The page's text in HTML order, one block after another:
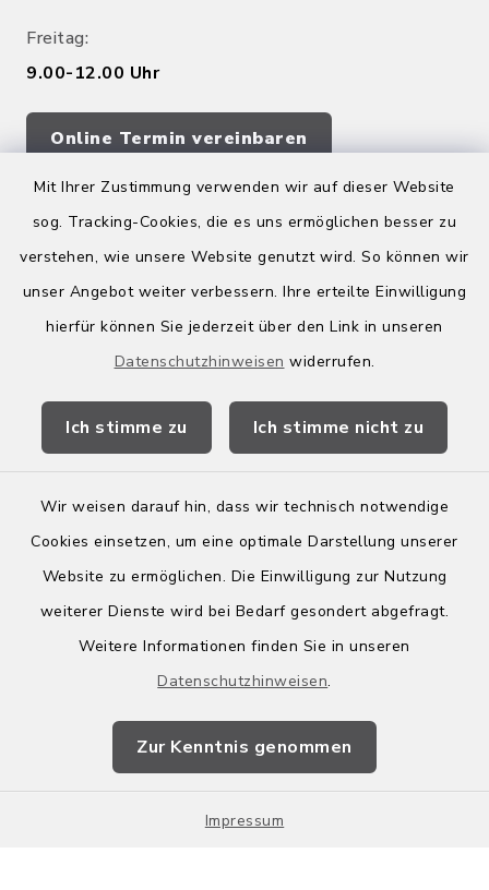
Mit Ihrer Zustimmung verwenden wir auf dieser Website
sog. Tracking-Cookies, die es uns ermöglichen besser zu
verstehen, wie unsere Website genutzt wird. So können wir
unser Angebot weiter verbessern. Ihre erteilte Einwilligung
hierfür können Sie jederzeit über den Link in unseren
Datenschutzhinweisen widerrufen.
Ich stimme zu Ich stimme nicht zu
Wir weisen darauf hin, dass wir technisch notwendige
Cookies einsetzen, um eine optimale Darstellung unserer
Website zu ermöglichen. Die Einwilligung zur Nutzung
weiterer Dienste wird bei Bedarf gesondert abgefragt.
Weitere Informationen finden Sie in unseren
Datenschutzhinweisen.
Zur Kenntnis genommen
Impressum
Freitag:
9.00-12.00 Uhr
Online Termin vereinbaren
Quicklinks
Kreis Bergstraße
Wirtschaftsregion Bergstraße
Kontakt
Leichte Sprache
Impressum
Sitemap